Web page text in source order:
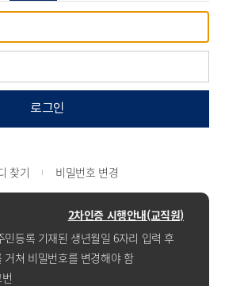
로그인
찾기
비밀번호 변경
2차인증 시행안내(교직원)
민등록 기재된 생년월일 6자리 입력 후
거쳐 비밀번호를 변경해야 함